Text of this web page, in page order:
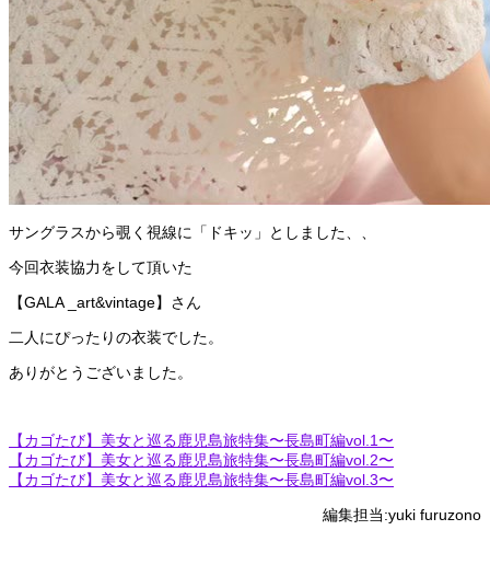
サングラスから覗く視線に「ドキッ」としました、、
今回衣装協力をして頂いた
【GALA _art&vintage】さん
二人にぴったりの衣装でした。
ありがとうございました。
【カゴたび】美女と巡る鹿児島旅特集〜長島町編vol.1〜
【カゴたび】美女と巡る鹿児島旅特集〜長島町編vol.2〜
【カゴたび】美女と巡る鹿児島旅特集〜長島町編vol.3〜
編集担当:yuki furuzono